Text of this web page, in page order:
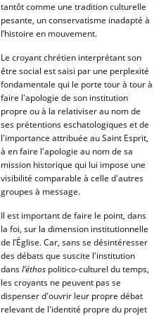
tantôt comme une tradition culturelle
pesante, un conservatisme inadapté à
l’histoire en mouvement.
Le croyant chrétien interprétant son
être social est saisi par une perplexité
fondamentale qui le porte tour à tour à
faire l'apologie de son institution
propre ou à la relativiser au nom de
ses prétentions eschatologiques et de
l'importance attribuée au Saint Esprit,
à en faire l'apologie au nom de sa
mission historique qui lui impose une
visibilité comparable à celle d'autres
groupes à message.
Il est important de faire le point, dans
la foi, sur la dimension institutionnelle
de l’Église. Car, sans se désintéresser
des débats que suscite l'institution
dansl’éthos politico-culturel du temps,
les croyants ne peuvent pas se
dispenser d'ouvrir leur propre débat
relevant de l'identité propre du projet